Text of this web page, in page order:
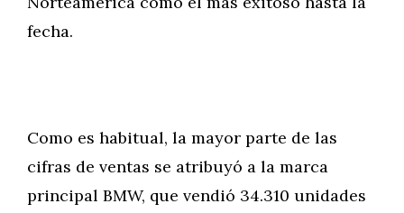
fecha.
Como es habitual, la mayor parte de las
cifras de ventas se atribuyó a la marca
principal BMW, que vendió 34.310 unidades